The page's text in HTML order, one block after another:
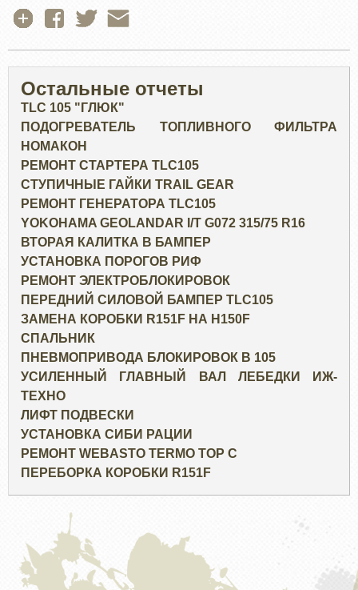
Остальные отчеты
TLC 105 "ГЛЮК"
ПОДОГРЕВАТЕЛЬ ТОПЛИВНОГО ФИЛЬТРА
НОМАКОН
РЕМОНТ СТАРТЕРА TLC105
СТУПИЧНЫЕ ГАЙКИ TRAIL GEAR
РЕМОНТ ГЕНЕРАТОРА TLC105
YOKOHAMA GEOLANDAR I/T G072 315/75 R16
ВТОРАЯ КАЛИТКА В БАМПЕР
УСТАНОВКА ПОРОГОВ РИФ
РЕМОНТ ЭЛЕКТРОБЛОКИРОВОК
ПЕРЕДНИЙ СИЛОВОЙ БАМПЕР TLC105
ЗАМЕНА КОРОБКИ R151F НА H150F
СПАЛЬНИК
ПНЕВМОПРИВОДА БЛОКИРОВОК В 105
УСИЛЕННЫЙ ГЛАВНЫЙ ВАЛ ЛЕБЕДКИ ИЖ-
ТЕХНО
ЛИФТ ПОДВЕСКИ
УСТАНОВКА СИБИ РАЦИИ
РЕМОНТ WEBASTO TERMO TOP C
ПЕРЕБОРКА КОРОБКИ R151F